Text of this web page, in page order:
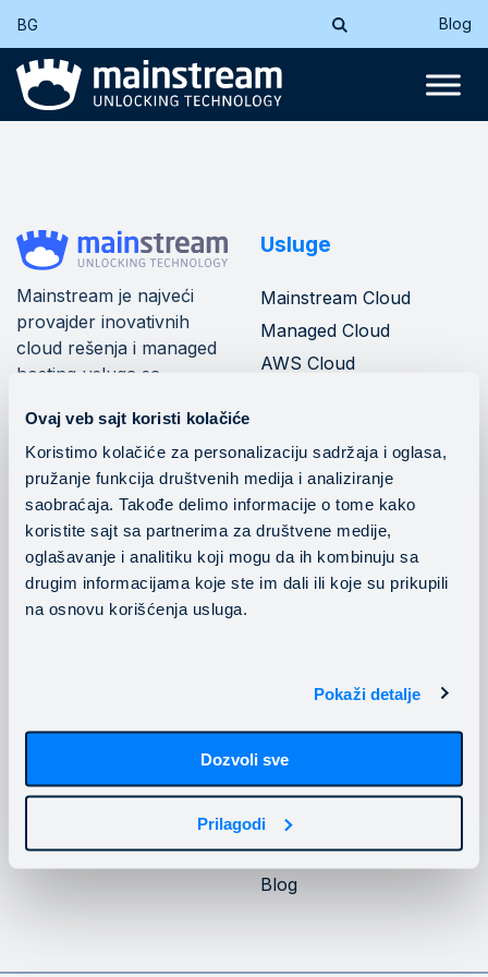
Ovaj veb sajt koristi kolačiće
Koristimo kolačiće za personalizaciju sadržaja i oglasa,
pružanje funkcija društvenih medija i analiziranje
saobraćaja. Takođe delimo informacije o tome kako
koristite sajt sa partnerima za društvene medije,
oglašavanje i analitiku koji mogu da ih kombinuju sa
drugim informacijama koje ste im dali ili koje su prikupili
na osnovu korišćenja usluga.
Pokaži detalje
Dozvoli sve
Prilagodi
BG Blog
Mainstream je najveći
provajder inovativnih
cloud rešenja i managed
hosting usluga sa
centara u jugoistočnoj
Evropi.
Pratite nas
Usluge
Mainstream Cloud
Managed Cloud
AWS Cloud
cloud
DevOps operacije
Konsalting usluge
Politika privatnosti
O Mainstream-u
Upoznajte Mainstream
infrastrukturu
Naši klijenti
Karijera
Blog